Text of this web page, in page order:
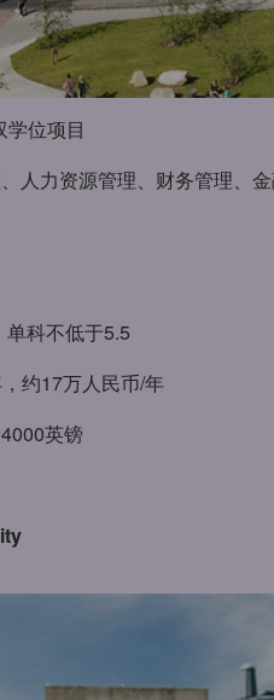
学位项目
、人力资源管理、财务管理、
单科不低于5.5
约17万人民币/年
英镑